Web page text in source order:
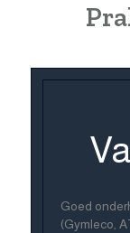
Goed
(Gymleco,